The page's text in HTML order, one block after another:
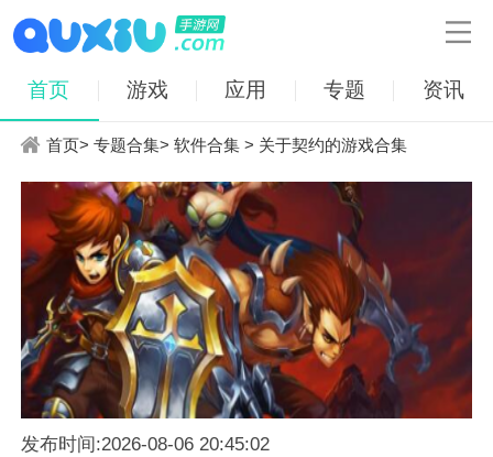

首页 游戏 应用 专题 资讯
首页>专题合集>软件合集 > 关于契约的游戏合集
发布时间:2026-08-06 20:45:02